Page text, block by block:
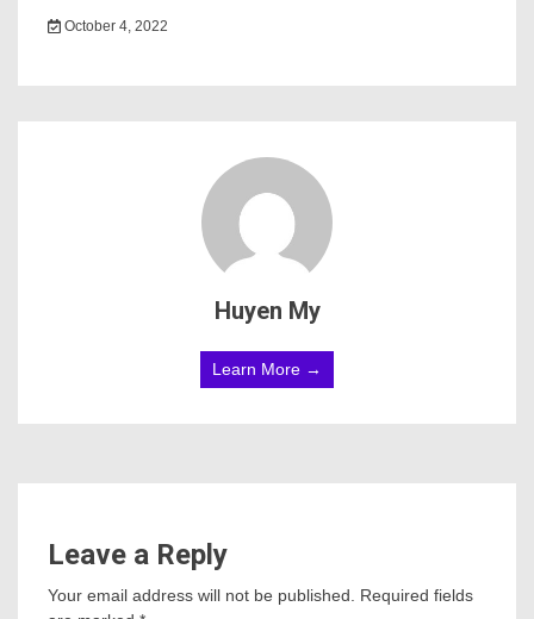
October 4, 2022
Huyen My
Learn More →
Leave a Reply
Your email address will not be published. Required fields